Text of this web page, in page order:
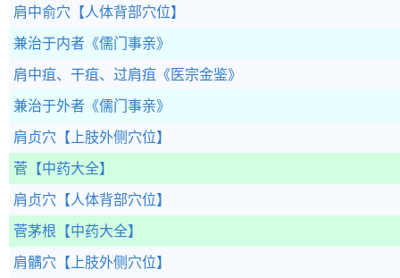
肩中俞穴 【人体背部穴位】
兼治于内者 《儒门事亲》
肩中疽、干疽、过肩疽 《医宗金鉴》
兼治于外者 《儒门事亲》
肩贞穴 【上肢外侧穴位】
菅 【中药大全】
肩贞穴 【人体背部穴位】
菅茅根 【中药大全】
肩髃穴 【上肢外侧穴位】